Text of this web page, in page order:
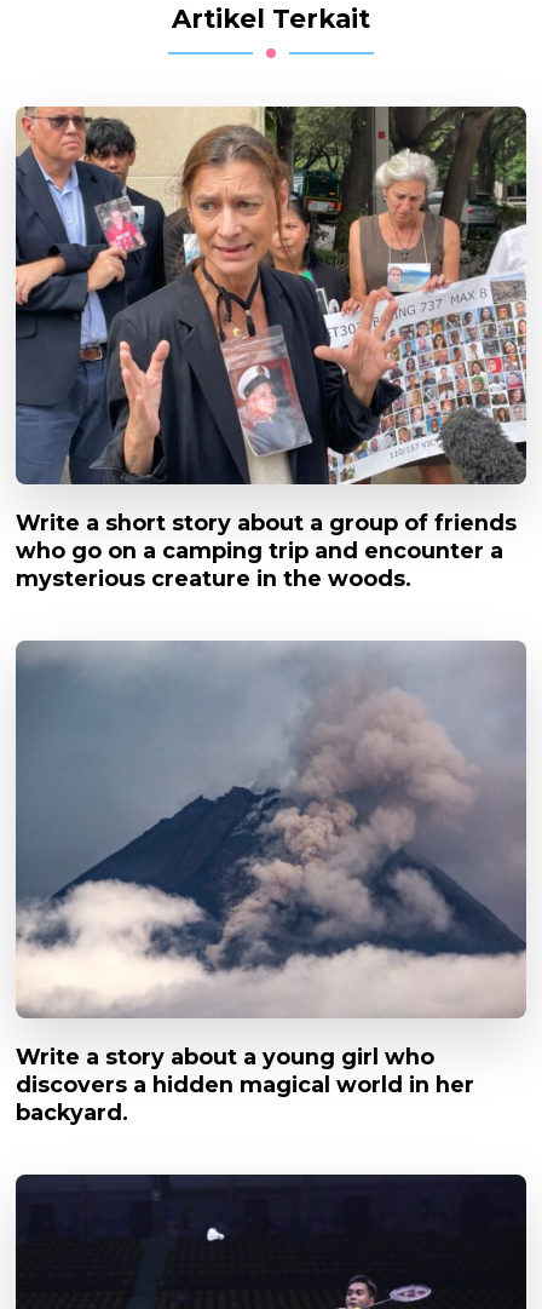
Artikel Terkait
Write a short story about a group of friends
who go on a camping trip and encounter a
mysterious creature in the woods.
Write a story about a young girl who
discovers a hidden magical world in her
backyard.